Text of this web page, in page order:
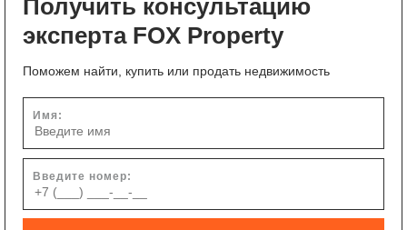
Получить консультацию
эксперта FOX Property
Поможем найти, купить или продать недвижимость
Имя:
Введите номер: